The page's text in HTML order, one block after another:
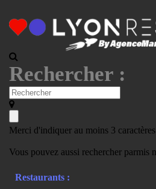
Rechercher :
Merci d'indiquer au moins 3 caractères
Vous pouvez aussi rechercher parmis
Restaurants :